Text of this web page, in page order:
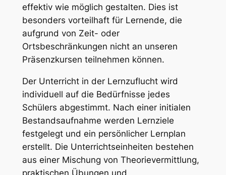
effektiv wie möglich gestalten. Dies ist
besonders vorteilhaft für Lernende, die
aufgrund von Zeit- oder
Ortsbeschränkungen nicht an unseren
Präsenzkursen teilnehmen können.
Der Unterricht in der Lernzuflucht wird
individuell auf die Bedürfnisse jedes
Schülers abgestimmt. Nach einer initialen
Bestandsaufnahme werden Lernziele
festgelegt und ein persönlicher Lernplan
erstellt. Die Unterrichtseinheiten bestehen
aus einer Mischung von Theorievermittlung,